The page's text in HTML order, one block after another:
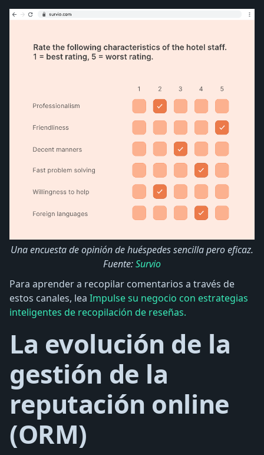
Una encuesta de opinión de huéspedes sencilla pero eficaz.
Fuente:Survio
Para aprender a recopilar comentarios a través de
estos canales, lea Impulse su negocio con estrategias
inteligentes de recopilación de reseñas.
La evolución de la
gestión de la
reputación online
(ORM)